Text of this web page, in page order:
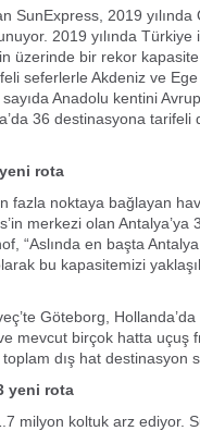
2019 yılında
2019 yılında Türkiye
üzerinde bir rekor kapasite
seferlerle Akdeniz ve
Anadolu kentini
36 destinasyona tarifeli
rota
fazla noktaya bağlayan
merkezi olan Antalya’ya
“Aslında en başta
bu kapasitemizi
Göteborg,
birçok hatta uçuş
dış hat destinasyon
yeni rota
milyon koltuk arz ediyor.